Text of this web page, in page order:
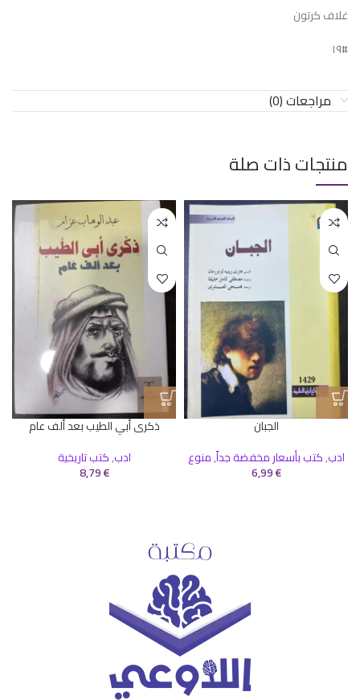
غلاف كرتون
#١٩
مراجعات (0)
منتجات ذات صلة
الجبان
ادب,كتب بأسعار مخفضة جداً,منوع
6,99€
ذكرى أبي الطيب بعد ألف عام
ادب,كتب تاريخية
8,79€